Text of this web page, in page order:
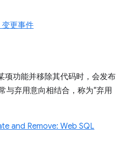
更事件
项功能并移除其代码时，会发布
与弃用意向相结合，称为“弃用
and Remove: Web SQL